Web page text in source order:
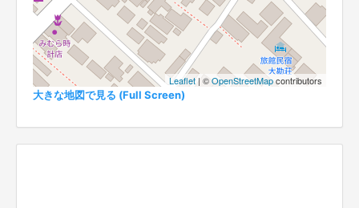
Leaflet | ©OpenStreetMapcontributors
大きな地図で見る (Full Screen)